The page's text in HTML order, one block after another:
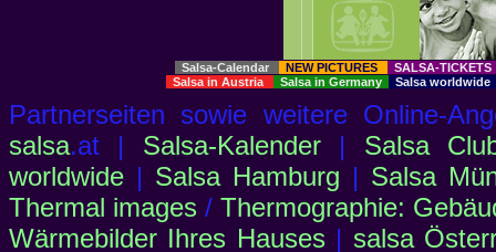
Salsa-Calendar NEW PICTURES
SALSA-
Salsa in Austria
Salsa in Germany Salsa worldwide
Partnerseiten sowie weitere Online-
salsa.at | Salsa-Kalender| Salsa
worldwide | Salsa Hamburg | Salsa
Thermal images / Thermographie:
Wärmebilder Ihres Hauses| salsa